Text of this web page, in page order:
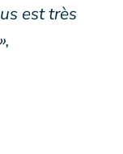
est très